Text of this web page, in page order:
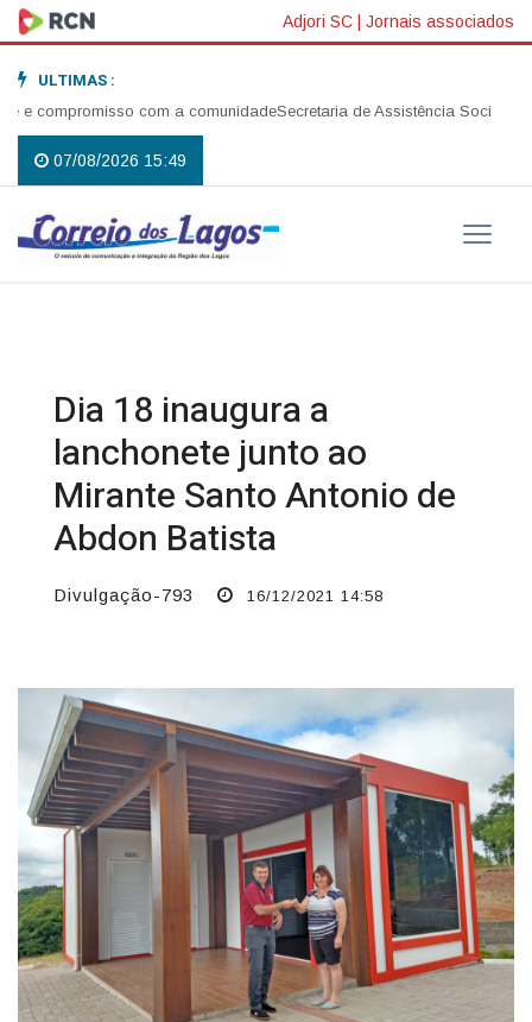
Adjori SC | Jornais associados
ULTIMAS :
compromisso com a comunidadeSecretaria de Assistência Social
07/08/2026 15:49
Dia 18 inaugura a
lanchonete junto ao
Mirante Santo Antonio de
Abdon Batista
Divulgação-793 16/12/2021 14:58